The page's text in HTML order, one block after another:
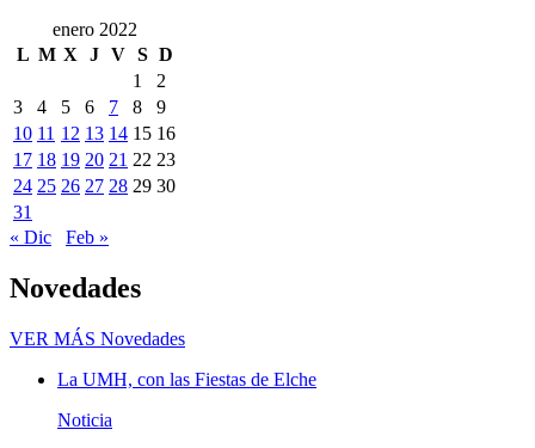
enero 2022
L M X J V S D
1
2
3
4 5 6 7 8
9
10 11 12 13 14 15 16
17 18 19 20 21 22 23
24 25 26 27 28 29 30
31
« Dic
Feb »
Novedades
VER MÁS Novedades
La UMH, con las Fiestas de Elche
Noticia